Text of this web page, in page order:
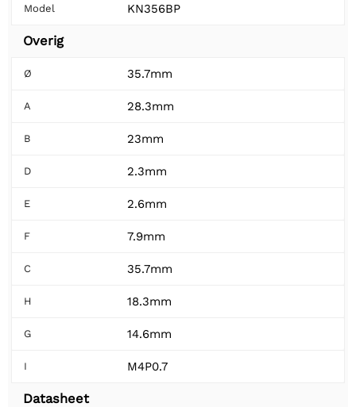
Model KN356BP
Overig
Ø 35.7mm
A 28.3mm
B 23mm
D 2.3mm
E 2.6mm
F 7.9mm
C 35.7mm
H 18.3mm
G 14.6mm
I M4P0.7
Datasheet